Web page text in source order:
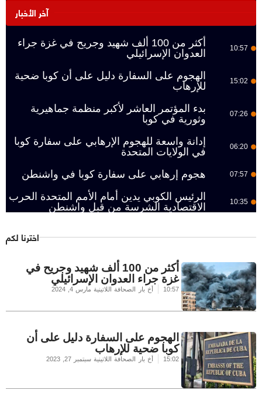
آخر الأخبار
10:57
أكثر من 100 ألف شهيد وجريح في غزة جراء
العدوان الإسرائيلي
15:02
الهجوم على السفارة دليل على أن كوبا ضحية
للإرهاب
07:26
بدء المؤتمر العاشر لأكبر منظمة جماهيرية
وثورية في كوبا
06:20
إدانة واسعة للهجوم الإرهابي على سفارة كوبا
في الولايات المتحدة
07:57 هجوم إرهابي على سفارة كوبا في واشنطن
10:35
الرئيس الكوبي يدين أمام الأمم المتحدة الحرب
الاقتصادية الشرسة من قبل واشنطن
اخترنا لكم
أكثر من 100 ألف شهيد وجريح في
غزة جراء العدوان الإسرائيلي
10:57 أخ بار الصحافة اللاتينية مارس 4, 2024
الهجوم على السفارة دليل على أن
كوبا ضحية للإرهاب
15:02 أخ بار الصحافة اللاتينية سبتمبر 27, 2023